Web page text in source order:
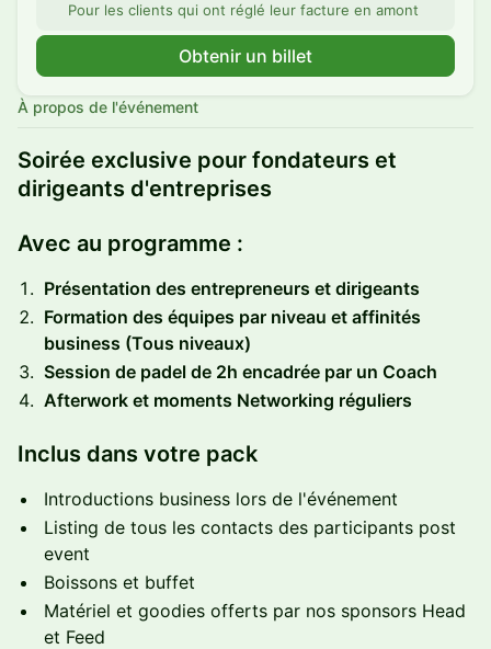
Pour les clients qui ont réglé leur facture en amont
Obtenir un billet
À propos de l'événement
Soirée exclusive pour fondateurs et
dirigeants d'entreprises
Avec au programme :
Présentation des entrepreneurs et dirigeants
Formation des équipes par niveau et affinités
business (Tous niveaux)
Session de padel de 2h encadrée par un Coach
Afterwork et moments Networking réguliers
Inclus dans votre pack
​Introductions business lors de l'événement
Listing de tous les contacts des participants post
event
Boissons et buffet
​Matériel et goodies offerts par nos sponsors Head
et Feed